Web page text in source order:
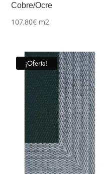
Cobre/Ocre
107,80€ m2
¡Oferta!